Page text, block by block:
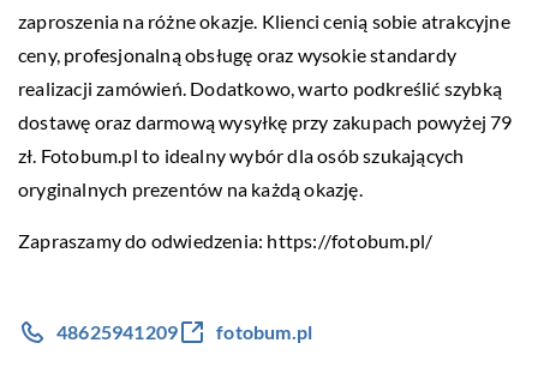
zaproszenia na różne okazje. Klienci cenią sobie atrakcyjne
ceny, profesjonalną obsługę oraz wysokie standardy
realizacji zamówień. Dodatkowo, warto podkreślić szybką
dostawę oraz darmową wysyłkę przy zakupach powyżej 79
zł. Fotobum.pl to idealny wybór dla osób szukających
oryginalnych prezentów na każdą okazję.
Zapraszamy do odwiedzenia: https://fotobum.pl/
48625941209 fotobum.pl